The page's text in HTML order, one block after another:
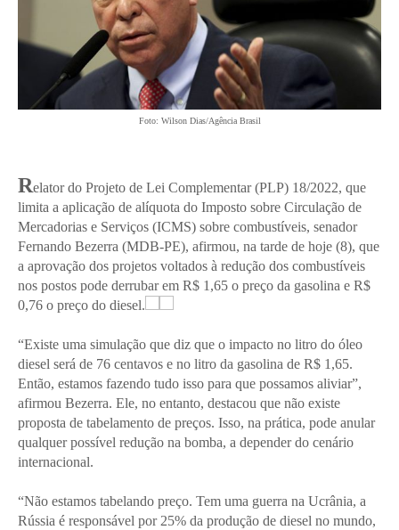
Foto: Wilson Dias/Agência Brasil
Relator do Projeto de Lei Complementar (PLP) 18/2022, que
limita a aplicação de alíquota do Imposto sobre Circulação de
Mercadorias e Serviços (ICMS) sobre combustíveis, senador
Fernando Bezerra (MDB-PE), afirmou, na tarde de hoje (8), que
a aprovação dos projetos voltados à redução dos combustíveis
nos postos pode derrubar em R$ 1,65 o preço da gasolina e R$
0,76 o preço do diesel.
“Existe uma simulação que diz que o impacto no litro do óleo
diesel será de 76 centavos e no litro da gasolina de R$ 1,65.
Então, estamos fazendo tudo isso para que possamos aliviar”,
afirmou Bezerra. Ele, no entanto, destacou que não existe
proposta de tabelamento de preços. Isso, na prática, pode anular
qualquer possível redução na bomba, a depender do cenário
internacional.
“Não estamos tabelando preço. Tem uma guerra na Ucrânia, a
Rússia é responsável por 25% da produção de diesel no mundo,